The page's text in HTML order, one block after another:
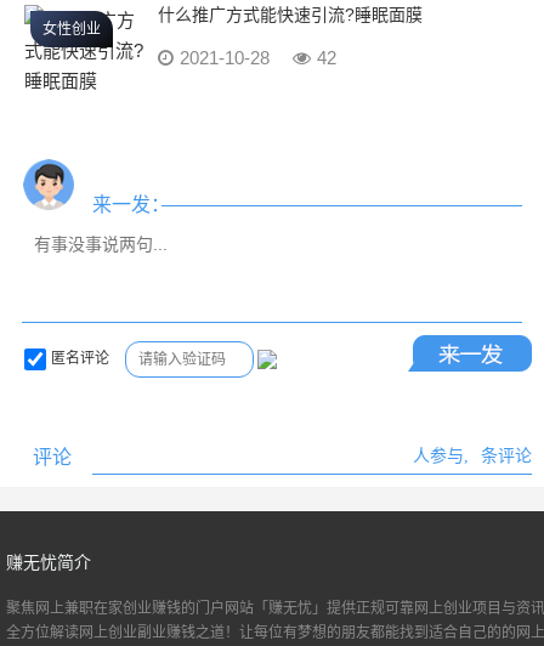
女性创业
什么推广方式能快速引流?睡眠面膜
2021-10-28 42
来一发：
匿名评论
评论 人参与, 条评论
赚无忧简介
聚焦网上兼职在家创业赚钱的门户网站「赚无忧」提供正规可靠网上创业项目与资
全方位解读网上创业副业赚钱之道！让每位有梦想的朋友都能找到适合自己的的 网上